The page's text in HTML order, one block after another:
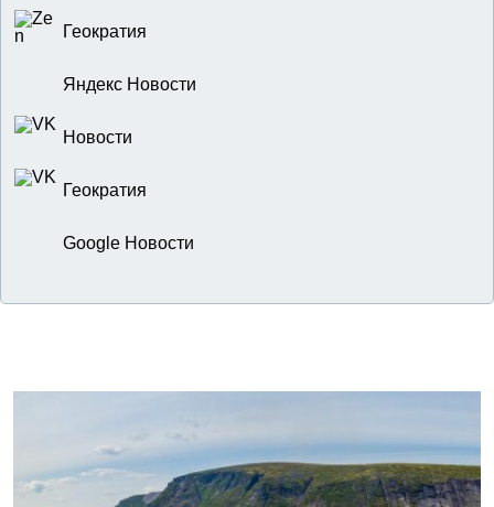
Геократия
Яндекс Новости
Новости
Геократия
Google Новости